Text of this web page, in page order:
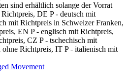
sind erhältlich solange der Vorrat
DE P - deutsch mit
mit Richtpreis in Schweizer Franken,
EN P - englisch mit Richtpreis,
CZ P - tschechisch mit
Richtpreis, IT P - italienisch mit
Movement